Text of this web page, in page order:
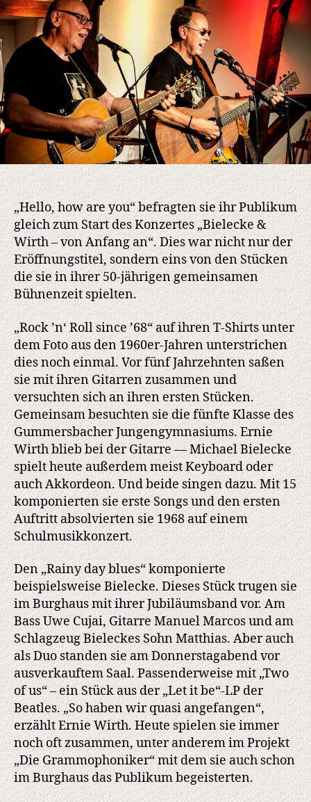
„Hello, how are you“ befragten sie ihr Publikum
gleich zum Start des Konzertes „Bielecke &
Wirth – von Anfang an“. Dies war nicht nur der
Eröffnungstitel, sondern eins von den Stücken
die sie in ihrer 50-jährigen gemeinsamen
Bühnenzeit spielten.
„Rock ’n‘ Roll since ’68“ auf ihren T-Shirts unter
dem Foto aus den 1960er-Jahren unterstrichen
dies noch einmal. Vor fünf Jahrzehnten saßen
sie mit ihren Gitarren zusammen und
versuchten sich an ihren ersten Stücken.
Gemeinsam besuchten sie die fünfte Klasse des
Gummersbacher Jungengymnasiums. Ernie
Wirth blieb bei der Gitarre — Michael Bielecke
spielt heute außerdem meist Keyboard oder
auch Akkordeon. Und beide singen dazu. Mit 15
komponierten sie erste Songs und den ersten
Auftritt absolvierten sie 1968 auf einem
Schulmusikkonzert.
Den „Rainy day blues“ komponierte
beispielsweise Bielecke. Dieses Stück trugen sie
im Burghaus mit ihrer Jubiläumsband vor. Am
Bass Uwe Cujai, Gitarre Manuel Marcos und am
Schlagzeug Bieleckes Sohn Matthias. Aber auch
als Duo standen sie am Donnerstagabend vor
ausverkauftem Saal. Passenderweise mit „Two
of us“ – ein Stück aus der „Let it be“-LP der
Beatles. „So haben wir quasi angefangen“,
erzählt Ernie Wirth. Heute spielen sie immer
noch oft zusammen, unter anderem im Projekt
„Die Grammophoniker“ mit dem sie auch schon
im Burghaus das Publikum begeisterten.